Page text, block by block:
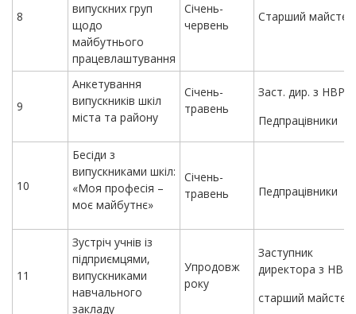
8
випускних груп
щодо
майбутнього
працевлаштування
Січень-
червень
Старший майстер
9
Анкетування
випускників шкіл
міста та району
Січень-
травень
Заст. дир. з НВР,
Педпрацівники
10
Бесіди з
випускниками шкіл:
«Моя професія –
моє майбутнє»
Січень-
травень
Педпрацівники
11
Зустріч учнів із
підприємцями,
випускниками
навчального
закладу
Упродовж
року
Заступник
директора з НВР,
старший майстер